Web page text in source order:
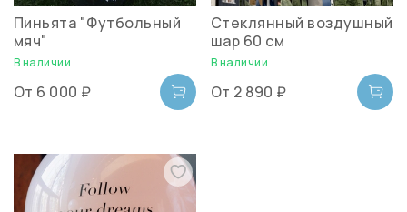
Пиньята "Футбольный
мяч"
В наличии
От 6 000 ₽
Стеклянный воздушный
шар 60 см
В наличии
От 2 890 ₽